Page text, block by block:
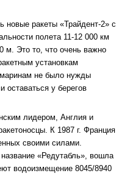
новые ракеты «Трайдент-2» с
полета 11-12 000 км
м. Это то, что очень важно
установкам
не было нужды
оставаться у берегов
лидером, Англия и
К 1987 г. Франция
своими силами.
«Редутабль», вошла
водоизмещение 8045/8940